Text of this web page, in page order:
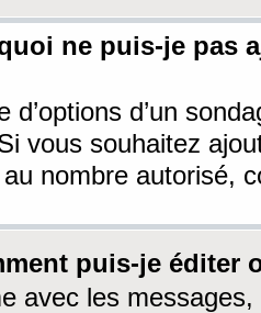
ne puis-je pas
d’options d’un
vous souhaitez
nombre autorisé,
puis-je éditer
avec les